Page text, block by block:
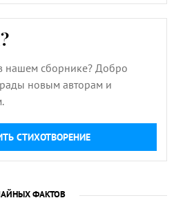
нашем сборнике? Добро
новым авторам и
СТИХОТВОРЕНИЕ
ФАКТОВ